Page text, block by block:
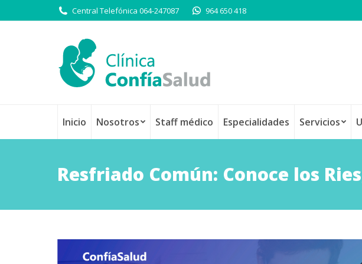
Central Telefónica 064-247087 964 650 418
Inicio Nosotros Staff médico Especialidades Servicios
Resfriado Común: Conoce los